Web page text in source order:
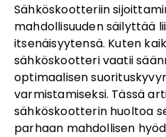
Sähköskootteriin
mahdollisuuden säilyttää
itsenäisyytensä. Kuten
sähköskootteri vaatii
optimaalisen
varmistamiseksi. Tässä
sähköskootterin huoltoa
parhaan mahdollisen